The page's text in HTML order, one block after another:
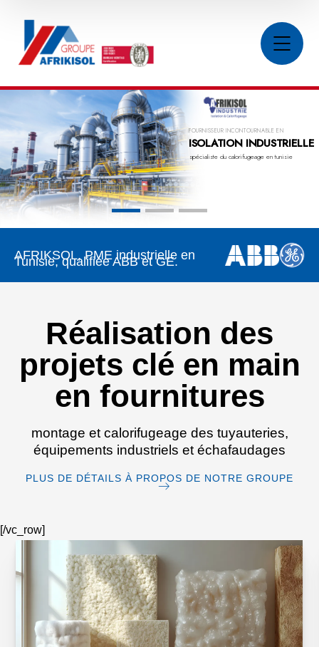
we have one
Afrikisolest
lebest
builder in
US.
FOURNISSEUR INCONTOURNABLE EN
ISOLATION INDUSTRIELLE
spécialiste du calorifugeage en tunisie
AFRIKSOL, PME industrielle en
Tunisie, qualifiée ABB et GE.
Réalisation des
projets clé en main
en fournitures
montage et calorifugeage des tuyauteries,
équipements industriels et échafaudages
PLUS DE DÉTAILS À PROPOS DE NOTRE GROUPE
[/vc_row]